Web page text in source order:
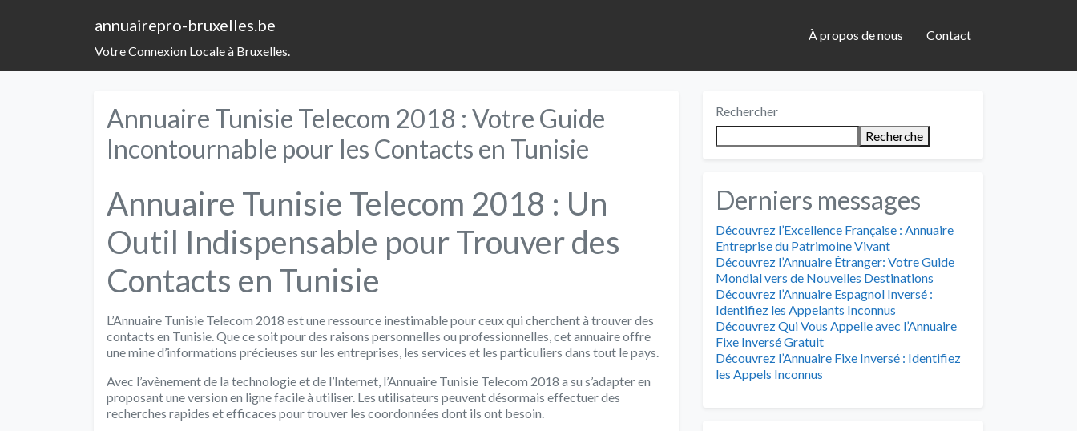
annuairepro-bruxelles.be
Votre Connexion Locale à Bruxelles.
À propos de nous Contact
Annuaire Tunisie Telecom 2018 : Votre Guide
Incontournable pour les Contacts en Tunisie
Annuaire Tunisie Telecom 2018 : Un
Outil Indispensable pour Trouver des
Contacts en Tunisie
L’Annuaire Tunisie Telecom 2018 est une ressource inestimable pour ceux qui cherchent à trouver des
contacts en Tunisie. Que ce soit pour des raisons personnelles ou professionnelles, cet annuaire offre
une mine d’informations précieuses sur les entreprises, les services et les particuliers dans tout le pays.
Avec l’avènement de la technologie et de l’Internet, l’Annuaire Tunisie Telecom 2018 a su s’adapter en
proposant une version en ligne facile à utiliser. Les utilisateurs peuvent désormais effectuer des
recherches rapides et efficaces pour trouver les coordonnées dont ils ont besoin.
Rechercher
Recherche
Derniers messages
Découvrez l’Excellence Française : Annuaire
Entreprise du Patrimoine Vivant
Découvrez l’Annuaire Étranger: Votre Guide
Mondial vers de Nouvelles Destinations
Découvrez l’Annuaire Espagnol Inversé :
Identifiez les Appelants Inconnus
Découvrez Qui Vous Appelle avec l’Annuaire
Fixe Inversé Gratuit
Découvrez l’Annuaire Fixe Inversé : Identifiez
les Appels Inconnus